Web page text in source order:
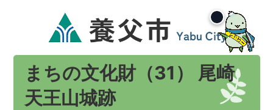
まちの文化財（31） 尾崎
天王山城跡